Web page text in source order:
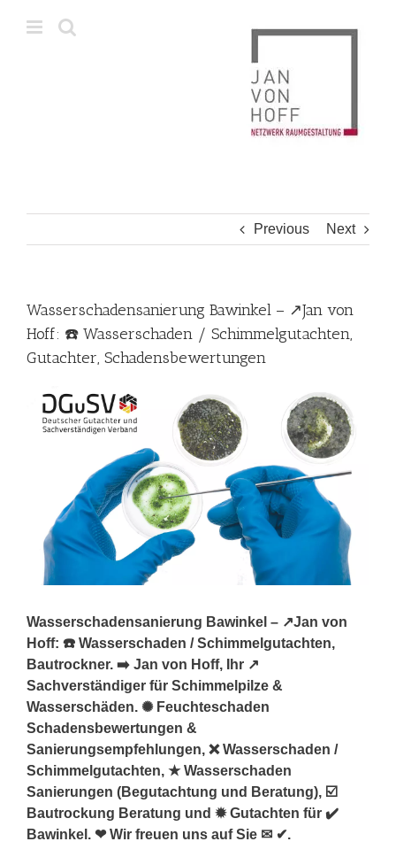
Previous Next
Wasserschadensanierung Bawinkel – ↗️Jan von
Hoff: ☎️ Wasserschaden / Schimmelgutachten,
Gutachter, Schadensbewertungen
Wasserschadensanierung Bawinkel – ↗️Jan von
Hoff: ☎️ Wasserschaden / Schimmelgutachten,
Bautrockner. ➡️ Jan von Hoff, Ihr ↗️
Sachverständiger für Schimmelpilze &
Wasserschäden. ✺ Feuchteschaden
Schadensbewertungen &
Sanierungsempfehlungen, ❌ Wasserschaden /
Schimmelgutachten, ★ Wasserschaden
Sanierungen (Begutachtung und Beratung), ☑️
Bautrockung Beratung und ✹ Gutachten für ✔️
Bawinkel. ❤ Wir freuen uns auf Sie ✉ ✔.